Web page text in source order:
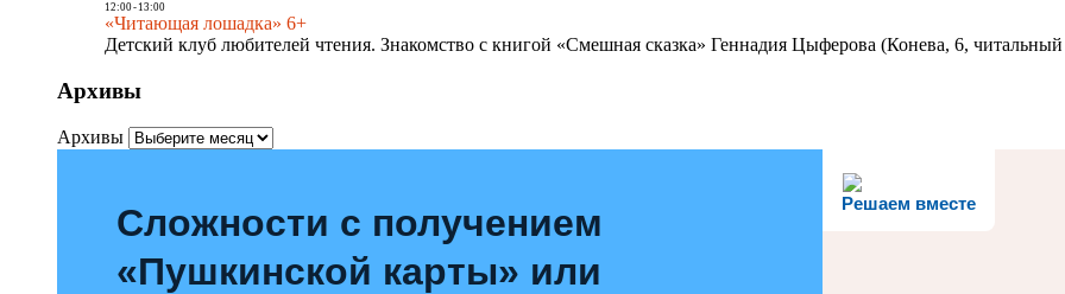
12:00- 13:00
«Читающая лошадка» 6+
Детский клуб любителей чтения. Знакомство с книгой «Смешная сказка» Геннадия Цыферова (Конева, 6, читальный
Архивы
Архивы
Решаем вместе
Сложности с получением
«Пушкинской карты» или